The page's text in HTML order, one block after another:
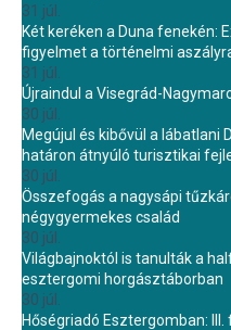
31 júl.
Két keréken a Duna fenekén:
figyelmet a történelmi
31 júl.
Újraindul a Visegrád-
30 júl.
Megújul és kibővül a lábatlani
határon átnyúló turisztikai
30 júl.
Összefogás a nagysápi
négygyermekes család
30 júl.
Világbajnoktól is tanulták a
esztergomi horgásztáborban
30 júl.
Hőségriadó Esztergomban: